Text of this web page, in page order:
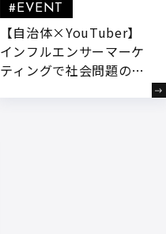
【自治体×YouTuber】
インフルエンサーマーケ
ティングで社会問題の解
#EVENT